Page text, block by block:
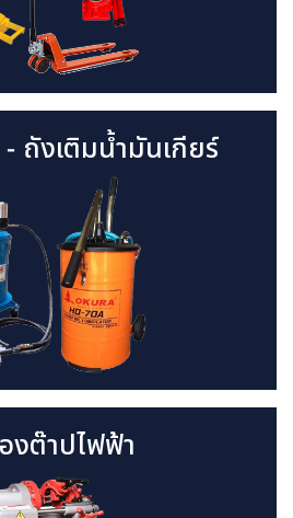
ถังเติมน้ำมันเกียร์
งต๊าปไฟฟ้า